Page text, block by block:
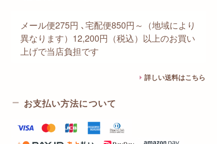
メール便275円 ､宅配便850円～（地域により
異なります）12,200円（税込）以上のお買い
上げで当店負担です
詳しい送料はこちら
お支払い方法について